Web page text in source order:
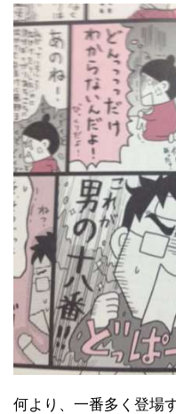
何より、一番多く登場